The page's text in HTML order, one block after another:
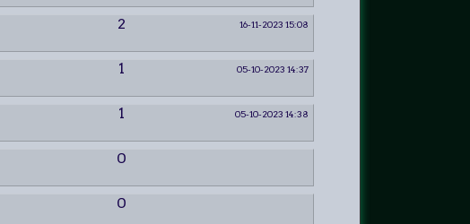
2
16-11-2023 15:08
1
05-10-2023 14:37
1
05-10-2023 14:38
0
0